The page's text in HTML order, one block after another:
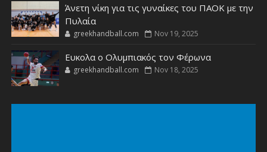
Άνετη νίκη για τις γυναίκες του ΠΑΟΚ με την
Πυλαία
greekhandball.com Nov 19, 2025
Ευκολα ο Ολυμπιακός τον Φέρωνα
greekhandball.com Nov 18, 2025